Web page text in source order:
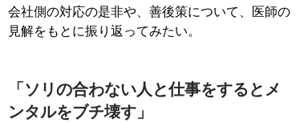
会社側の対応の是非や、善後策について、医師の
見解をもとに振り返ってみたい。
「ソリの合わない人と仕事をするとメ
ンタルをブチ壊す」